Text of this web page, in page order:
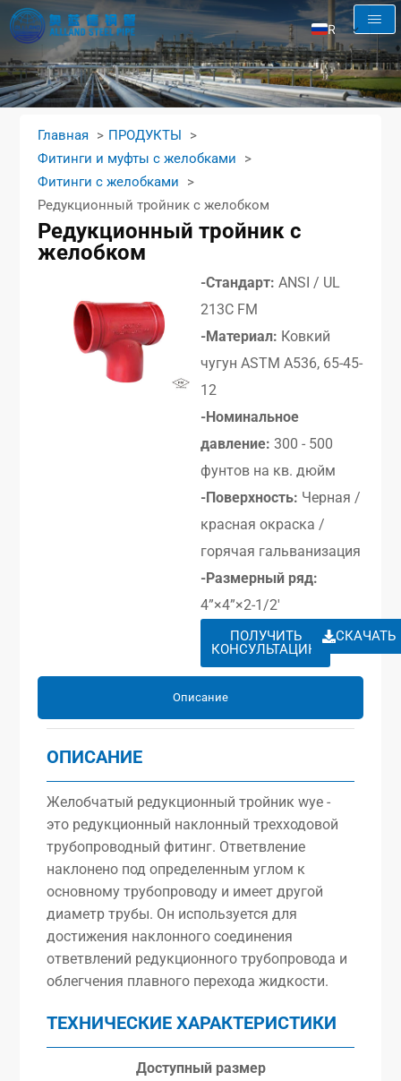
RU
EN
AR
Главная
ПРОДУКТЫ
Фитинги и муфты с желобками
Фитинги с желобками
Редукционный тройник с желобком
Редукционный тройник с
желобком
-Стандарт: ANSI / UL
213C FM
-Материал: Ковкий
чугун ASTM A536, 65-45-
12
-Номинальное
давление: 300 - 500
фунтов на кв. дюйм
-Поверхность: Черная /
красная окраска /
горячая гальванизация
-Размерный ряд:
4”×4”×2-1/2′
ПОЛУЧИТЬ
КОНСУЛЬТАЦИЮ
СКАЧАТЬ
Описание
ОПИСАНИЕ
Желобчатый редукционный тройник wye -
это редукционный наклонный трехходовой
трубопроводный фитинг. Ответвление
наклонено под определенным углом к
основному трубопроводу и имеет другой
диаметр трубы. Он используется для
достижения наклонного соединения
ответвлений редукционного трубопровода и
облегчения плавного перехода жидкости.
ТЕХНИЧЕСКИЕ ХАРАКТЕРИСТИКИ
Доступный размер